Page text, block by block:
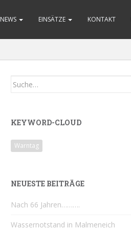
NEWS EINSÄTZE KONTAKT
Search
KEYWORD-CLOUD
Warntag
NEUESTE BEITRÄGE
Nach 66 Jahren……….
Wassernotstand in Malmeneich